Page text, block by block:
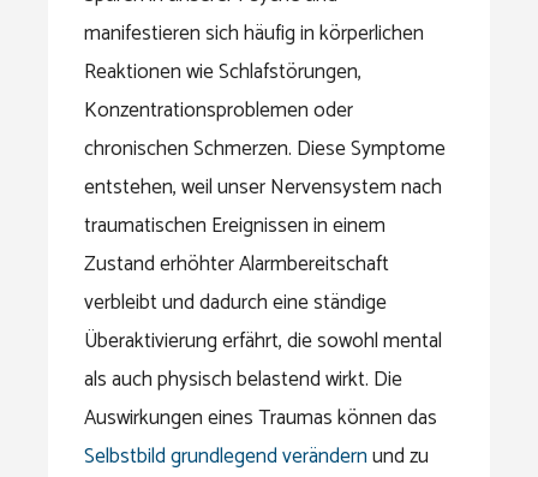
manifestieren sich häufig in körperlichen
Reaktionen wie Schlafstörungen,
Konzentrationsproblemen oder
chronischen Schmerzen. Diese Symptome
entstehen, weil unser Nervensystem nach
traumatischen Ereignissen in einem
Zustand erhöhter Alarmbereitschaft
verbleibt und dadurch eine ständige
Überaktivierung erfährt, die sowohl mental
als auch physisch belastend wirkt. Die
Auswirkungen eines Traumas können das
Selbstbild grundlegend verändernund zu